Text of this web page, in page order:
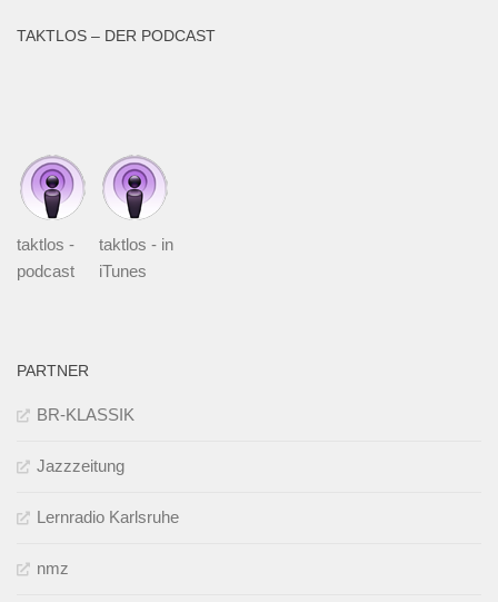
TAKTLOS – DER PODCAST
taktlos -
podcast
taktlos - in
iTunes
PARTNER
BR-KLASSIK
Jazzzeitung
Lernradio Karlsruhe
nmz